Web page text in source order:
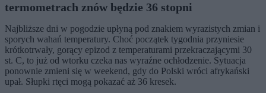
termometrach znów będzie 36 stopni
Najbliższe dni w pogodzie upłyną pod znakiem wyrazistych zmian i
sporych wahań temperatury. Choć początek tygodnia przyniesie
krótkotrwały, gorący epizod z temperaturami przekraczającymi 30
st. C, to już od wtorku czeka nas wyraźne ochłodzenie. Sytuacja
ponownie zmieni się w weekend, gdy do Polski wróci afrykański
upał. Słupki rtęci mogą pokazać aż 36 kresek.